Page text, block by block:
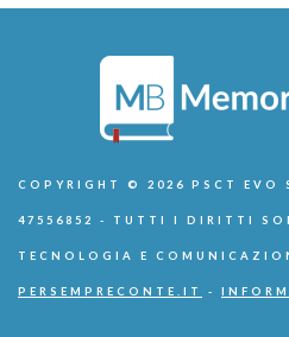
COPYRIGHT © 2026 PSCT EVO
47556852 - TUTTI I DIRITTI
TECNOLOGIA E
PERSEMPRECONTE.IT -